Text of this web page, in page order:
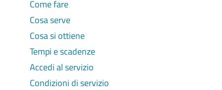
Come fare
Cosa serve
Cosa si ottiene
Tempi e scadenze
Accedi al servizio
Condizioni di servizio